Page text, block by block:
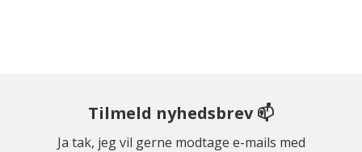
Tilmeld nyhedsbrev 📫
Ja tak, jeg vil gerne modtage e-mails med